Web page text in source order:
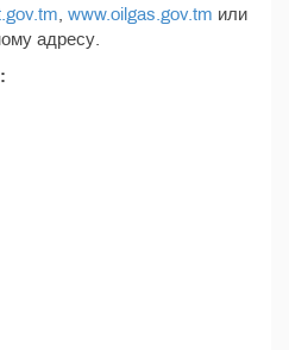
www.oilgas.gov.tm или
адресу.